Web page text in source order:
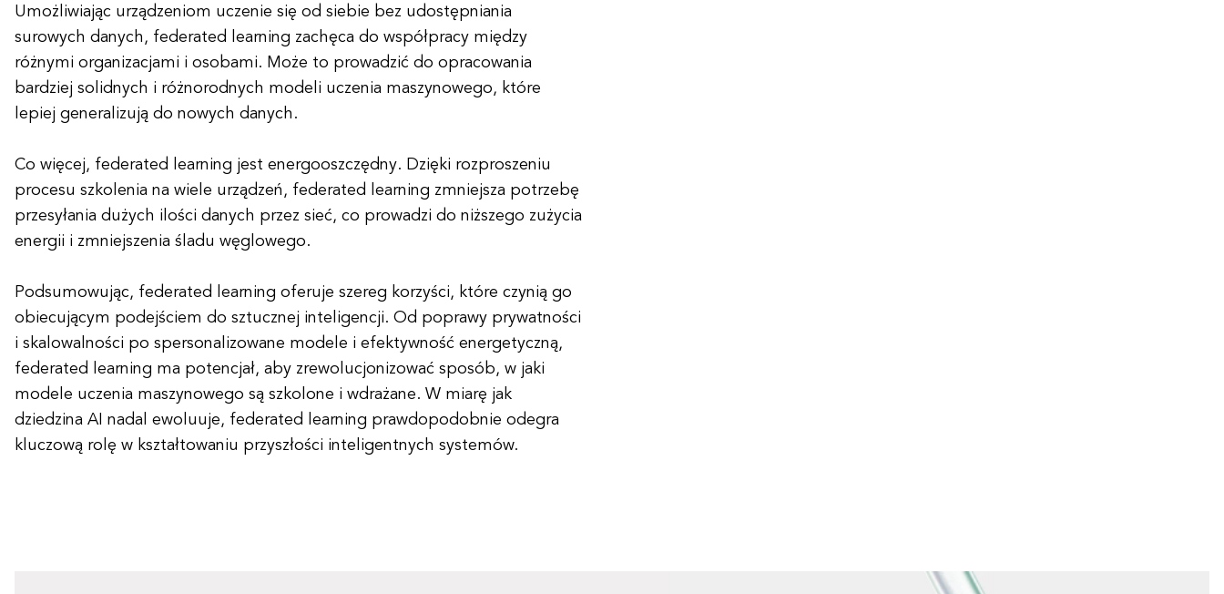
Umożliwiając urządzeniom uczenie się od siebie bez udostępniania
surowych danych, federated learning zachęca do współpracy między
różnymi organizacjami i osobami. Może to prowadzić do opracowania
bardziej solidnych i różnorodnych modeli uczenia maszynowego, które
lepiej generalizują do nowych danych.
Co więcej, federated learning jest energooszczędny. Dzięki rozproszeniu
procesu szkolenia na wiele urządzeń, federated learning zmniejsza potrzebę
przesyłania dużych ilości danych przez sieć, co prowadzi do niższego zużycia
energii i zmniejszenia śladu węglowego.
Podsumowując, federated learning oferuje szereg korzyści, które czynią go
obiecującym podejściem do sztucznej inteligencji. Od poprawy prywatności
i skalowalności po spersonalizowane modele i efektywność energetyczną,
federated learning ma potencjał, aby zrewolucjonizować sposób, w jaki
modele uczenia maszynowego są szkolone i wdrażane. W miarę jak
dziedzina AI nadal ewoluuje, federated learning prawdopodobnie odegra
kluczową rolę w kształtowaniu przyszłości inteligentnych systemów.